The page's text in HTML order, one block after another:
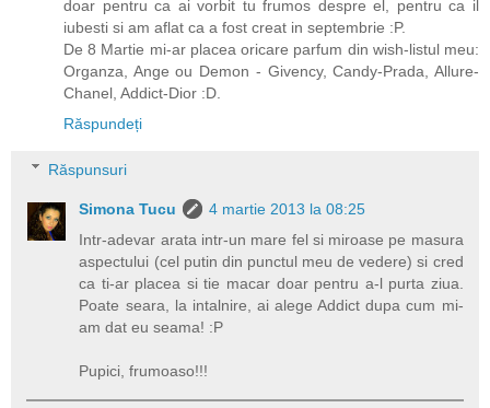
doar pentru ca ai vorbit tu frumos despre el, pentru ca il
iubesti si am aflat ca a fost creat in septembrie :P.
De 8 Martie mi-ar placea oricare parfum din wish-listul meu:
Organza, Ange ou Demon - Givency, Candy-Prada, Allure-
Chanel, Addict-Dior :D.
Răspundeți
Răspunsuri
Simona Tucu
4 martie 2013 la 08:25
Intr-adevar arata intr-un mare fel si miroase pe masura
aspectului (cel putin din punctul meu de vedere) si cred
ca ti-ar placea si tie macar doar pentru a-l purta ziua.
Poate seara, la intalnire, ai alege Addict dupa cum mi-
am dat eu seama! :P
Pupici, frumoaso!!!